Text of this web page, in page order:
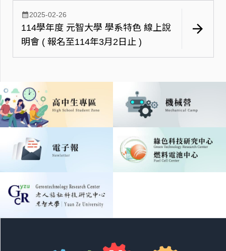
arrow_forward
calendar_month2025-02-26
114學年度 元智大學 學系特色 線上說
明會 ( 報名至114年3月2日止 )